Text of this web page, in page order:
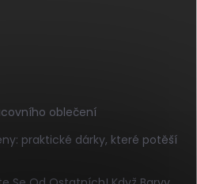
oblečení
praktické dárky, které potěší